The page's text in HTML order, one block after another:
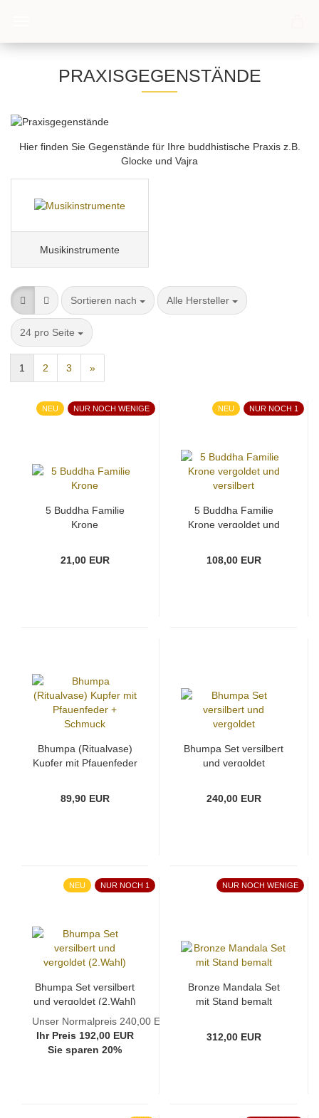
PRAXISGEGENSTÄNDE
Hier finden Sie Gegenstände für Ihre buddhistische Praxis z.B.
Glocke und Vajra
Musikinstrumente
Sortieren nach
Sortieren nach Alle Hersteller
pro Seite
24 pro Seite
pro Seite
1 2 3 »
NEU NUR NOCH WENIGE
5 Buddha Familie
Krone
21,00 EUR
NEU NUR NOCH 1
5 Buddha Familie
Krone vergoldet und
108,00 EUR
Bhumpa (Ritualvase)
Kupfer mit Pfauenfeder
89,90 EUR
Bhumpa Set versilbert
und vergoldet
240,00 EUR
NEU NUR NOCH 1
Bhumpa Set versilbert
und vergoldet (2.Wahl)
Unser Normalpreis 240,00 EUR
Ihr Preis 192,00 EUR
Sie sparen 20%
NUR NOCH WENIGE
Bronze Mandala Set
mit Stand bemalt
312,00 EUR